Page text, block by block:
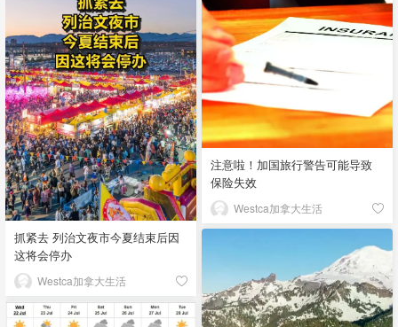
注意啦！加国旅行警告可能导致
保险失效
Westca加拿大生活
抓紧去 列治文夜市今夏结束后因
这将会停办
Westca加拿大生活